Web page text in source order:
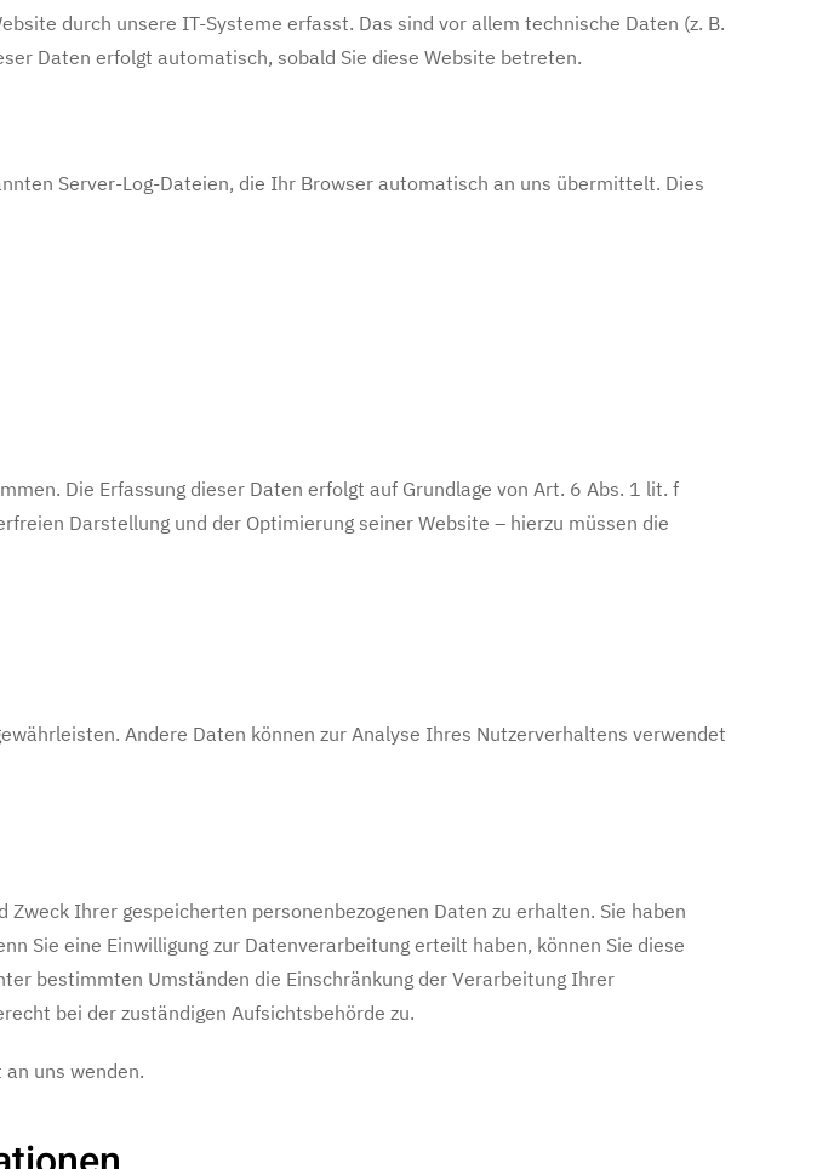
durch unsere IT-Systeme erfasst. Das sind vor allem technische Daten (z. B.
Daten erfolgt automatisch, sobald Sie diese Website betreten.
Server-Log-Dateien, die Ihr Browser automatisch an uns übermittelt. Dies
Die Erfassung dieser Daten erfolgt auf Grundlage von Art. 6 Abs. 1 lit. f
Darstellung und der Optimierung seiner Website – hierzu müssen die
Andere Daten können zur Analyse Ihres Nutzerverhaltens verwendet
Ihrer gespeicherten personenbezogenen Daten zu erhalten. Sie haben
Sie eine Einwilligung zur Datenverarbeitung erteilt haben, können Sie diese
bestimmten Umständen die Einschränkung der Verarbeitung Ihrer
bei der zuständigen Aufsichtsbehörde zu.
uns wenden.